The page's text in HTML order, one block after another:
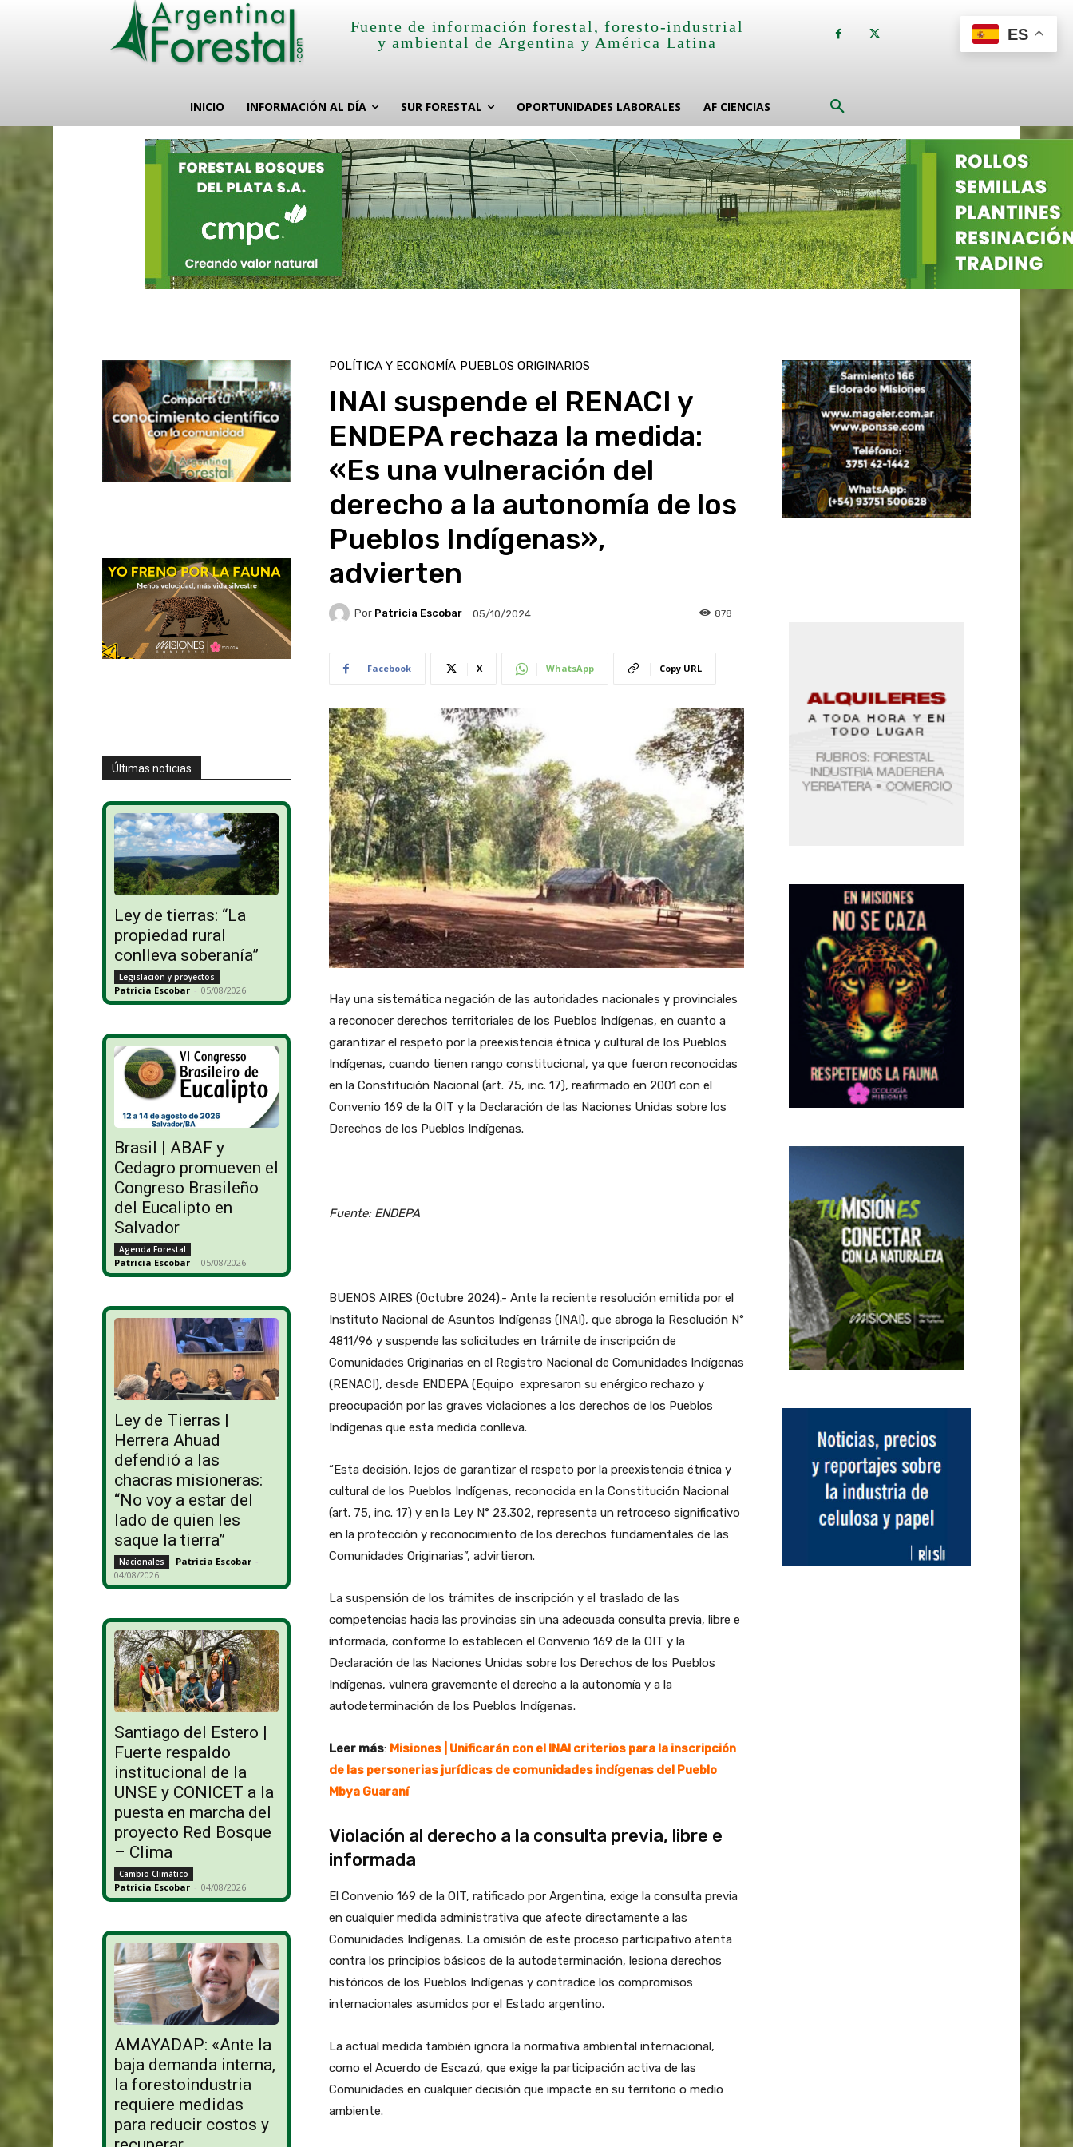
Fuente de información forestal, foresto-industrial
y ambiental de Argentina y América Latina
INICIO INFORMACIÓN AL DÍA SUR FORESTAL OPORTUNIDADES LABORALES AF CIENCIAS
Últimas noticias
Ley de tierras: “La
propiedad rural
conlleva soberanía”
Legislación y proyectos
Patricia Escobar - 05/08/2026
Brasil | ABAF y
Cedagro promueven el
Congreso Brasileño
del Eucalipto en
Salvador
Agenda Forestal
Patricia Escobar - 05/08/2026
Ley de Tierras |
Herrera Ahuad
defendió a las
chacras misioneras:
“No voy a estar del
lado de quien les
saque la tierra”
Nacionales Patricia Escobar -
04/08/2026
Santiago del Estero |
Fuerte respaldo
institucional de la
UNSE y CONICET a la
puesta en marcha del
proyecto Red Bosque
– Clima
Cambio Climático
Patricia Escobar - 04/08/2026
AMAYADAP: «Ante la
baja demanda interna,
la forestoindustria
requiere medidas
para reducir costos y
POLÍTICA Y ECONOMÍA PUEBLOS ORIGINARIOS
INAI suspende el RENACI y
ENDEPA rechaza la medida:
«Es una vulneración del
derecho a la autonomía de los
Pueblos Indígenas»,
advierten
Por Patricia Escobar 05/10/2024 878
Facebook X WhatsApp Copy URL
Hay una sistemática negación de las autoridades nacionales y provinciales
a reconocer derechos territoriales de los Pueblos Indígenas, en cuanto a
garantizar el respeto por la preexistencia étnica y cultural de los Pueblos
Indígenas, cuando tienen rango constitucional, ya que fueron reconocidas
en la Constitución Nacional (art. 75, inc. 17), reafirmado en 2001 con el
Convenio 169 de la OIT y la Declaración de las Naciones Unidas sobre los
Derechos de los Pueblos Indígenas.
Fuente: ENDEPA
BUENOS AIRES (Octubre 2024).- Ante la reciente resolución emitida por el
Instituto Nacional de Asuntos Indígenas (INAI), que abroga la Resolución N°
4811/96 y suspende las solicitudes en trámite de inscripción de
Comunidades Originarias en el Registro Nacional de Comunidades Indígenas
(RENACI), desde ENDEPA (Equipo expresaron su enérgico rechazo y
preocupación por las graves violaciones a los derechos de los Pueblos
Indígenas que esta medida conlleva.
“Esta decisión, lejos de garantizar el respeto por la preexistencia étnica y
cultural de los Pueblos Indígenas, reconocida en la Constitución Nacional
(art. 75, inc. 17) y en la Ley N° 23.302, representa un retroceso significativo
en la protección y reconocimiento de los derechos fundamentales de las
Comunidades Originarias”, advirtieron.
La suspensión de los trámites de inscripción y el traslado de las
competencias hacia las provincias sin una adecuada consulta previa, libre e
informada, conforme lo establecen el Convenio 169 de la OIT y la
Declaración de las Naciones Unidas sobre los Derechos de los Pueblos
Indígenas, vulnera gravemente el derecho a la autonomía y a la
autodeterminación de los Pueblos Indígenas.
Leer más: Misiones | Unificarán con el INAI criterios para la inscripción
de las personerias jurídicas de comunidades indígenas del Pueblo
Mbya Guaraní
Violación al derecho a la consulta previa, libre e
informada
El Convenio 169 de la OIT, ratificado por Argentina, exige la consulta previa
en cualquier medida administrativa que afecte directamente a las
Comunidades Indígenas. La omisión de este proceso participativo atenta
contra los principios básicos de la autodeterminación, lesiona derechos
históricos de los Pueblos Indígenas y contradice los compromisos
internacionales asumidos por el Estado argentino.
La actual medida también ignora la normativa ambiental internacional,
como el Acuerdo de Escazú, que exige la participación activa de las
Comunidades en cualquier decisión que impacte en su territorio o medio
ambiente.
ES